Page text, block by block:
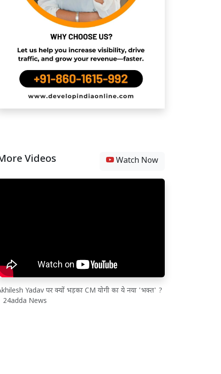
Videos Watch Now
Yadav पर क्यों भड़का CM योगी का ये नया 'भक्त' ?
News